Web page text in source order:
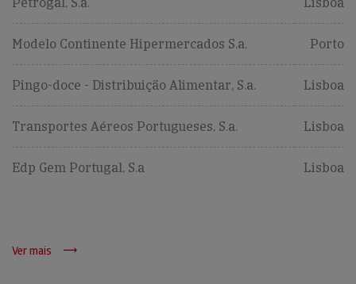
Modelo Continente Hipermercados S.a. Porto
Pingo-doce - Distribuição Alimentar, S.a. Lisboa
Transportes Aéreos Portugueses, S.a. Lisboa
Edp Gem Portugal, S.a Lisboa
Ver mais